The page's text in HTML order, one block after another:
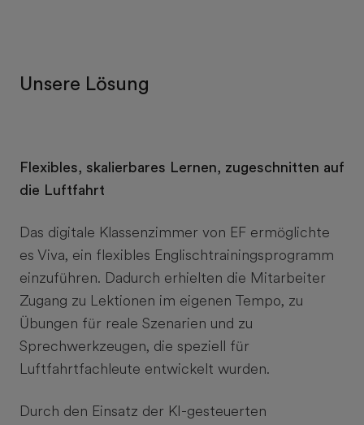
Unsere Lösung
Flexibles, skalierbares Lernen, zugeschnitten auf
die Luftfahrt
Das digitale Klassenzimmer von EF ermöglichte
es Viva, ein flexibles Englischtrainingsprogramm
einzuführen. Dadurch erhielten die Mitarbeiter
Zugang zu Lektionen im eigenen Tempo, zu
Übungen für reale Szenarien und zu
Sprechwerkzeugen, die speziell für
Luftfahrtfachleute entwickelt wurden.
Durch den Einsatz der KI-gesteuerten